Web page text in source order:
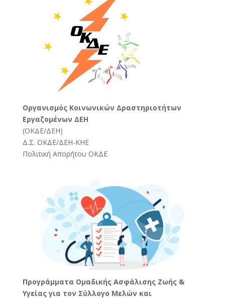
Oργανισμός Κοινωνικών Δραστηριοτήτων
Εργαζομένων ΔΕΗ
(ΟΚΔΕ/ΔΕΗ)
Δ.Σ. ΟΚΔΕ/ΔΕΗ-ΚΗΕ
Πολιτική Απορήτου ΟΚΔΕ
Προγράμματα Ομαδικής Ασφάλισης Ζωής &
Υγείας για τον Σύλλογο Μελών και